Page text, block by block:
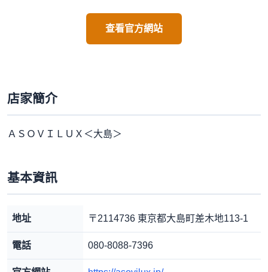
查看官方網站
店家簡介
ＡＳＯＶＩＬＵＸ＜大島＞
基本資訊
地址 〒2114736 東京都大島町差木地113-1
電話 080-8088-7396